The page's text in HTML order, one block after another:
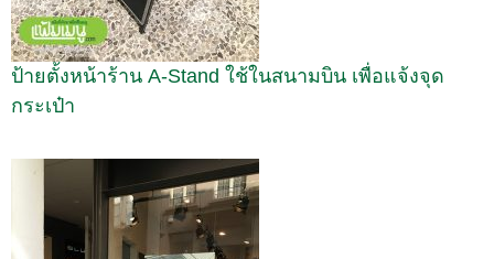
ป้ายตั้งหน้าร้าน A-Stand ใช้ในสนามบิน เพื่อแจ้งจุด
กระเป๋า